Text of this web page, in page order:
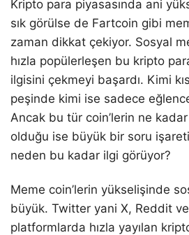
Kripto para piyasasında ani
sık görülse de Fartcoin gibi
zaman dikkat çekiyor. Sosyal
hızla popülerleşen bu kripto para
ilgisini çekmeyi başardı. Kimi
peşinde kimi ise sadece
Ancak bu tür coin’lerin ne
olduğu ise büyük bir soru
neden bu kadar ilgi görüyor?
Meme coin’lerin yükselişinde
büyük. Twitter yani X, Reddit
platformlarda hızla yayılan